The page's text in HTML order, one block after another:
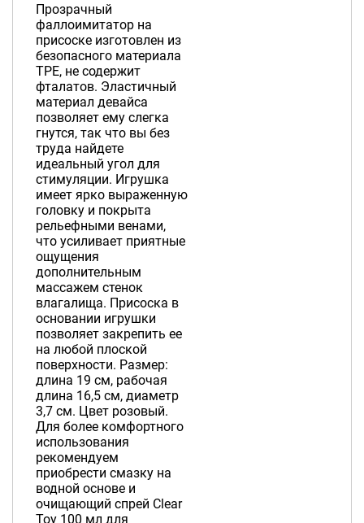
Прозрачный
фаллоимитатор на
присоске изготовлен из
безопасного материала
TPE, не содержит
фталатов. Эластичный
материал девайса
позволяет ему слегка
гнутся, так что вы без
труда найдете
идеальный угол для
стимуляции. Игрушка
имеет ярко выраженную
головку и покрыта
рельефными венами,
что усиливает приятные
ощущения
дополнительным
массажем стенок
влагалища. Присоска в
основании игрушки
позволяет закрепить ее
на любой плоской
поверхности. Размер:
длина 19 см, рабочая
длина 16,5 см, диаметр
3,7 см. Цвет розовый.
Для более комфортного
использования
рекомендуем
приобрести смазку на
водной основе и
очищающий спрей Clear
Toy 100 мл для